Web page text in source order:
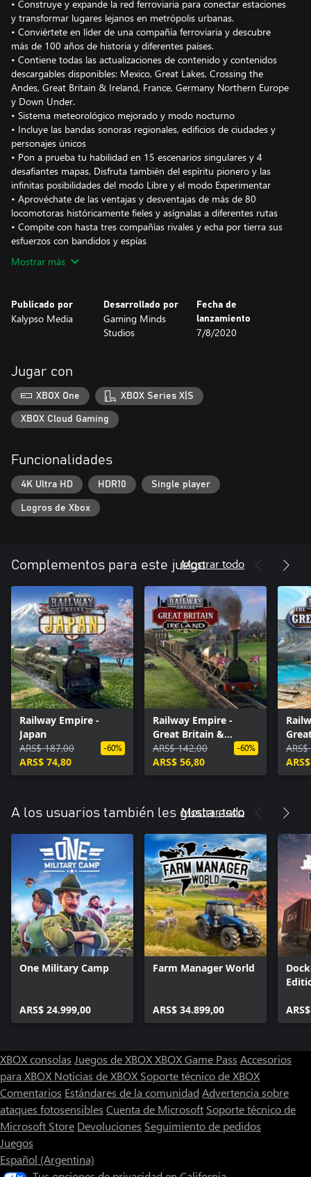
• Construye y expande la red ferroviaria para conectar estaciones
y transformar lugares lejanos en metrópolis urbanas.
• Conviértete en líder de una compañía ferroviaria y descubre
más de 100 años de historia y diferentes países.
• Contiene todas las actualizaciones de contenido y contenidos
descargables disponibles: Mexico, Great Lakes, Crossing the
Andes, Great Britain & Ireland, France, Germany Northern Europe
y Down Under.
• Sistema meteorológico mejorado y modo nocturno
• Incluye las bandas sonoras regionales, edificios de ciudades y
personajes únicos
• Pon a prueba tu habilidad en 15 escenarios singulares y 4
desafiantes mapas. Disfruta también del espíritu pionero y las
infinitas posibilidades del modo Libre y el modo Experimentar
• Aprovéchate de las ventajas y desventajas de más de 80
locomotoras históricamente fieles y asígnalas a diferentes rutas
• Compite con hasta tres compañías rivales y echa por tierra sus
esfuerzos con bandidos y espías
Mostrar más
Publicado por
Kalypso Media
Desarrollado por
Gaming Minds
Studios
Fecha de
lanzamiento
7/8/2020
Jugar con
XBOX One XBOX Series X|S
XBOX Cloud Gaming
Funcionalidades
4K Ultra HD HDR10 Single player
Logros de Xbox
Complementos para este juegoMostrar todo
Railway Empire -
Japan
ARS$ 187,00
ARS$ 74,80
-60%
Railway Empire -
Great Britain &
Ireland
ARS$ 142,00
ARS$ 56,80
-60%
A los usuarios también les gusta esto
Mostrar todo
One Military Camp
ARS$ 24.999,00
Farm Manager World
ARS$ 34.899,00
XBOX consolas Juegos de XBOXXBOX Game Pass Accesorios
para XBOX Noticias de XBOX Soporte técnico de XBOX
Comentarios Estándares de la comunidad Advertencia sobre
ataques fotosensibles Cuenta de Microsoft Soporte técnico de
Microsoft Store Devoluciones Seguimiento de pedidos
Juegos
Español (Argentina)